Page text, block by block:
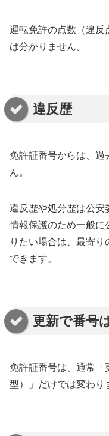
運転免許の点数（違反
は分かりません。
違反歴
免許証番号からは、
ん。
違反歴や処分歴は公安
情報保護のため一般に
りたい場合は、最寄
できます。
更新で番号
免許証番号は、通常
型）」だけでは変わり